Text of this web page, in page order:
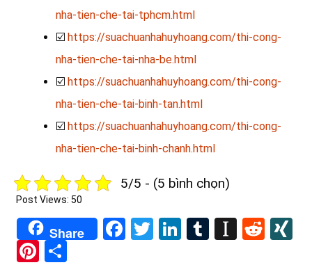
nha-tien-che-tai-tphcm.html
☑️ https://suachuanhahuyhoang.com/thi-cong-
nha-tien-che-tai-nha-be.html
☑️ https://suachuanhahuyhoang.com/thi-cong-
nha-tien-che-tai-binh-tan.html
☑️ https://suachuanhahuyhoang.com/thi-cong-
nha-tien-che-tai-binh-chanh.html
5/5 - (5 bình chọn)
Post Views: 50
Share Facebook
TwitterLinkedIn
Tumblr
Pinterest